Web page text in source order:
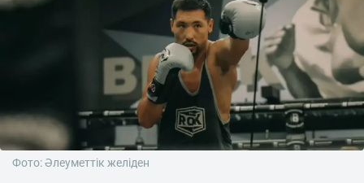
Фото: Әлеуметтік желіден